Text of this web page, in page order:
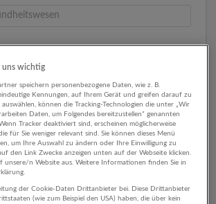
uns wichtig
speichern personenbezogene Daten, wie z. B.
Kennungen, auf Ihrem Gerät und greifen darauf zu
auswählen, können die Tracking-Technologien die unter „Wir
Daten, um Folgendes bereitzustellen“ genannten
Tracker deaktiviert sind, erscheinen möglicherweise
für Sie weniger relevant sind. Sie können dieses Menü
um Ihre Auswahl zu ändern oder Ihre Einwilligung zu
den Link Zwecke anzeigen unten auf der Webseite klicken.
unsere/n Website aus. Weitere Informationen finden Sie in
der Cookie-Daten Drittanbieter bei. Diese Drittanbieter
(wie zum Beispiel den USA) haben, die über kein